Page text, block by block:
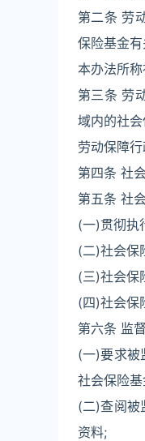
第二条 劳
保险基金
本办法所
第三条 劳
域内的社会
劳动保障
第四条 社
第五条 社
(一)贯彻执
(二)社会保
(三)社会保
(四)社会保
第六条 监
(一)要求被
社会保险
(二)查阅被
资料;